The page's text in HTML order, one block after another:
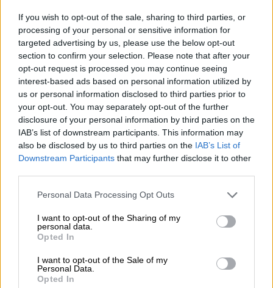
If you wish to opt-out of the sale, sharing to third parties, or
processing of your personal or sensitive information for
targeted advertising by us, please use the below opt-out
section to confirm your selection. Please note that after your
opt-out request is processed you may continue seeing
interest-based ads based on personal information utilized by
us or personal information disclosed to third parties prior to
your opt-out. You may separately opt-out of the further
disclosure of your personal information by third parties on the
IAB’s list of downstream participants. This information may
also be disclosed by us to third parties on the IAB’s List of
Downstream Participants that may further disclose it to other
Please note that this website/app uses one or more Google
not limited to your visit or usage behaviour. You may click to
grant or deny consent to Google and its third-party tags to
use your data for below specified purposes in below Google
consent section.
Personal Data Processing Opt Outs
I want to opt-out of the Sharing of my
personal data.
Opted In
I want to opt-out of the Sale of my
Personal Data.
Opted In
Τηλεόραση|12.10.2023 17:03
I'm a Celebrity... Get Me Out of Here:
Απίστευτος καβγάς ανάμεσα σε Γαρδέλη
και Ξιαρχό
Ξεκίνησε το ριάλιτι «I ’m a celebrity get me
out of here», και δεν άργησαν να έρθουν οι
πρώτοι καβγάδες, με τους παίκτες να
ανταλλάζουν προσβολές